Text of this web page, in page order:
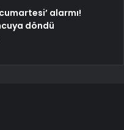
alarmı!
döndü